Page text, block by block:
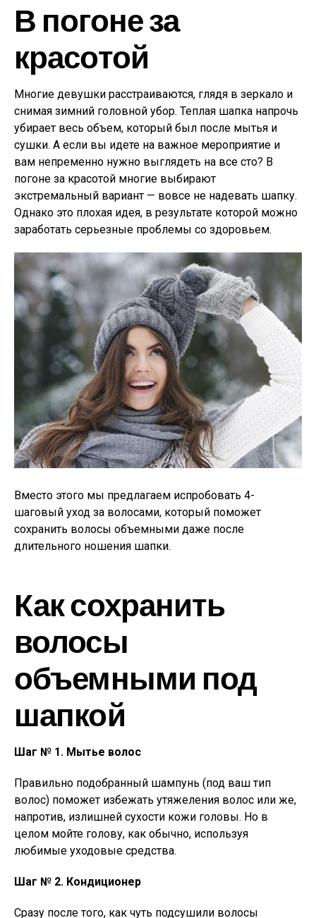
В погоне за
красотой
Многие девушки расстраиваются, глядя в зеркало и
снимая зимний головной убор. Теплая шапка напрочь
убирает весь объем, который был после мытья и
сушки. А если вы идете на важное мероприятие и
вам непременно нужно выглядеть на все сто? В
погоне за красотой многие выбирают
экстремальный вариант — вовсе не надевать шапку.
Однако это плохая идея, в результате которой можно
заработать серьезные проблемы со здоровьем.
Вместо этого мы предлагаем испробовать 4-
шаговый уход за волосами, который поможет
сохранить волосы объемными даже после
длительного ношения шапки.
Как сохранить
волосы
объемными под
шапкой
Шаг № 1. Мытье волос
Правильно подобранный шампунь (под ваш тип
волос) поможет избежать утяжеления волос или же,
напротив, излишней сухости кожи головы. Но в
целом мойте голову, как обычно, используя
любимые уходовые средства.
Шаг № 2. Кондиционер
Сразу после того, как чуть подсушили волосы